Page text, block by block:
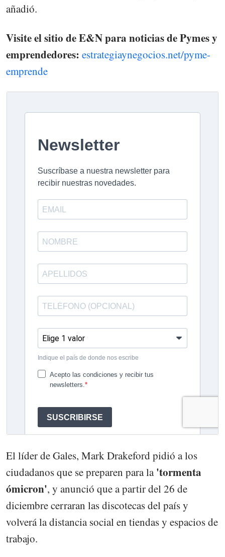
añadió.
Visite el sitio de E&N para noticias de Pymes y
emprendedores: estrategiaynegocios.net/pyme-
emprende
El líder de Gales, Mark Drakeford pidió a los
ciudadanos que se preparen para la'tormenta
ómicron', y anunció que a partir del 26 de
diciembre cerraran las discotecas del país y
volverá la distancia social en tiendas y espacios de
trabajo.